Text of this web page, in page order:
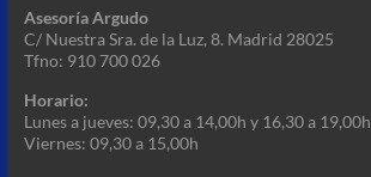
Asesoría Argudo
C/ Nuestra Sra. de la Luz, 8. Madrid 28025
Tfno: 910 700 026
Horario:
Lunes a jueves: 09,30 a 14,00h y 16,30 a 19,00h
Viernes: 09,30 a 15,00h